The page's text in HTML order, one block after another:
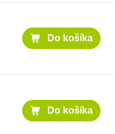
Do košíka
Do košíka